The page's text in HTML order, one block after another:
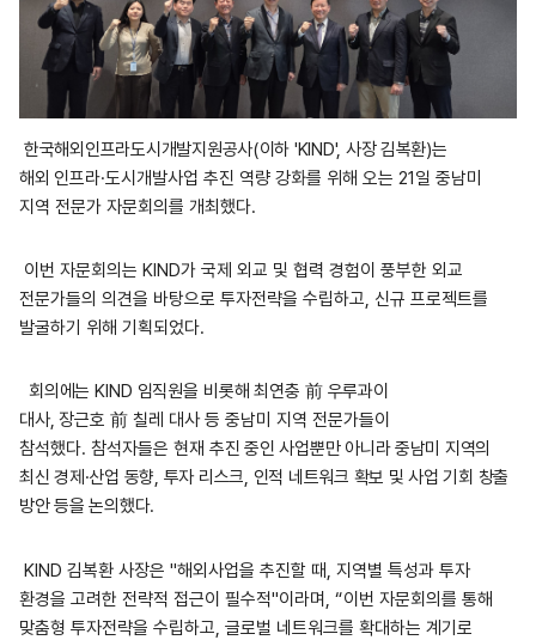
한국해외인프라도시개발지원공사(이하 'KIND', 사장 김복환)는
해외 인프라·도시개발사업 추진 역량 강화를 위해 오는21일 중남미
지역 전문가 자문회의를 개최했다.
이번 자문회의는 KIND가 국제 외교 및 협력 경험이 풍부한 외교
전문가들의 의견을 바탕으로 투자전략을 수립하고, 신규 프로젝트를
발굴하기 위해 기획되었다.
회의에는 KIND 임직원을 비롯해 최연충 前 우루과이
대사, 장근호 前칠레 대사 등 중남미 지역 전문가들이
참석했다. 참석자들은 현재 추진 중인 사업뿐만 아니라 중남미 지역의
최신 경제·산업 동향, 투자 리스크, 인적 네트워크 확보 및 사업 기회 창출
방안 등을 논의했다.
KIND 김복환 사장은 "해외사업을 추진할 때 지역별 특성과 투자
환경을 고려한 전략적 접근이 필수적"이라며 , “이번 자문회의를 통해
맞춤형 투자전략을 수립하고 글로벌 네트워크를 확대하는 계기로